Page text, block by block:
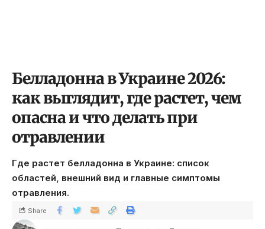
Белладонна в Украине 2026:
как выглядит, где растет, чем
опасна и что делать при
отравлении
Где растет белладонна в Украине: список
областей, внешний вид и главные симптомы
отравления.
Share